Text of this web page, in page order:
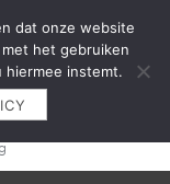
dat onze website
het gebruiken
hiermee instemt.